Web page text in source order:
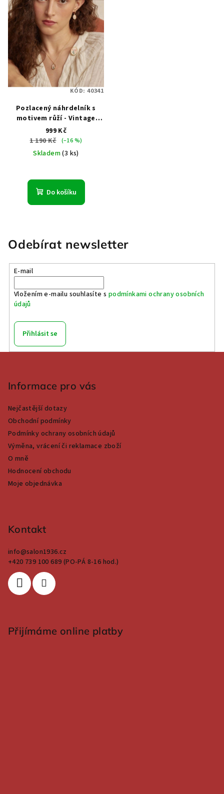
Pozlacený náhrdelník s
motivem růží - Vintage
Rose
999 Kč
1 190 Kč
(–16 %)
Skladem(3 ks)
Do košíku
KÓD: 40341
Odebírat newsletter
E-mail
Vložením e-mailu souhlasíte s podmínkami ochrany osobních
údajů
Přihlásit se
Informace pro vás
Nejčastější dotazy
Obchodní podmínky
Podmínky ochrany osobních údajů
Výměna, vrácení či reklamace zboží
O mně
Hodnocení obchodu
Moje objednávka
Kontakt
info@salon1936.cz
+420 739 100 689 (PO-PÁ 8-16 hod.)
Přijímáme online platby